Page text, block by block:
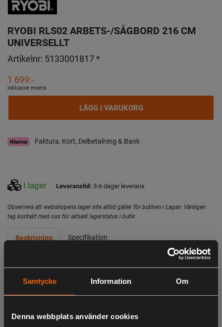
Samtycke Information Om
Denna webbplats använder cookies
RYOBI RLS02 ARBETS-/SÅGBORD 216 CM
UNIVERSELLT
Artikelnr: 5133001817 *
1 699:-
inklusive moms
LÄGG I VARUKORG
Faktura, Kort, Delbetalning & Bank
I lager Leveranstid: 3-6 dagar leverans
Observera att webshopens lager inte alltid gäller för butiken i Lagan. Vänligen
tag kontakt med oss för aktuell lagerstatus i butik
Beskrivning Specifikation
- Robust stålram för lång livslängd
- Utfällbara stödarmar för extra support